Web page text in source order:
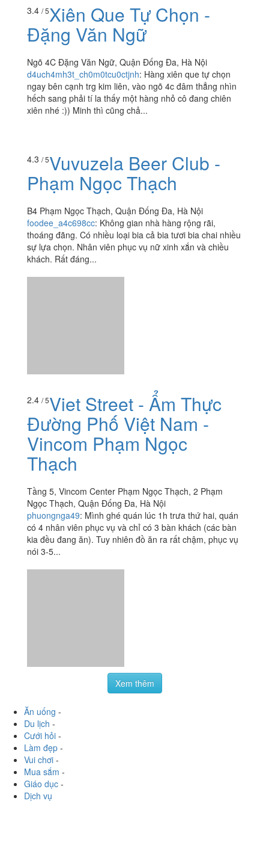
3.4 / 5Xiên Que Tự Chọn -
Đặng Văn Ngữ
Ngõ 4C Đặng Văn Ngữ, Quận Đống Đa, Hà Nội
d4uch4mh3t_ch0m0tcu0ctjnh: Hàng xiên que tự chọn
ngay bên cạnh trg kim liên, vào ngõ 4c đâm thẳng nhìn
hếch sang phải tí la thấy một hàng nhỏ cô đang chiên
xiên nhé :)) Minh thì cũng chả...
4.3 / 5Vuvuzela Beer Club -
Phạm Ngọc Thạch
B4 Phạm Ngọc Thạch, Quận Đống Đa, Hà Nội
foodee_a4c698cc: Không gian nhà hàng rộng rãi,
thoáng đãng. Có nhiều loại bia cả bia tươi bia chai nhiều
sự lựa chọn. Nhân viên phục vụ nữ xinh xắn và chiều
khách. Rất đáng...
2.4 / 5Viet Street - Ẩm Thực
Đường Phố Việt Nam -
Vincom Phạm Ngọc
Thạch
Tầng 5, Vincom Center Phạm Ngọc Thạch, 2 Phạm
Ngọc Thạch, Quận Đống Đa, Hà Nội
phuongnga49: Mình ghé quán lúc 1h trưa thứ hai, quán
có 4 nhân viên phục vụ và chỉ có 3 bàn khách (các bàn
kia đều đang ăn). Tuy nhiên đồ ăn ra rất chậm, phục vụ
nói 3-5...
Xem thêm
Ăn uống -
Du lịch -
Cưới hỏi -
Làm đẹp -
Vui chơi -
Mua sắm -
Giáo dục -
Dịch vụ